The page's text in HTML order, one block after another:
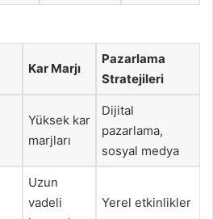
Kar Marjı
Pazarlama
Stratejileri
Yüksek kar
marjları
Dijital
pazarlama,
sosyal medya
Uzun
vadeli
Yerel etkinlikler